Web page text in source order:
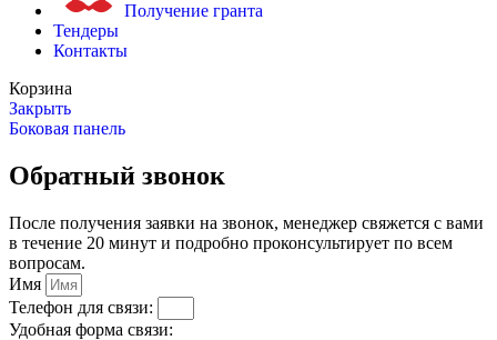
Получение гранта
Тендеры
Контакты
Корзина
Закрыть
Боковая панель
Обратный звонок
После получения заявки на звонок, менеджер свяжется с вами
в течение 20 минут и подробно проконсультирует по всем
вопросам.
Имя
Телефон для связи:
Удобная форма связи: